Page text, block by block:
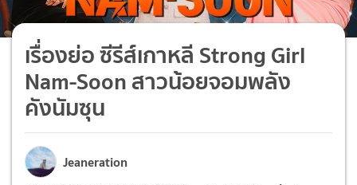
เรื่องย่อ ซีรีส์เกาหลี Strong Girl
Nam-Soon สาวน้อยจอมพลัง
คังนัมซุน
Jeaneration